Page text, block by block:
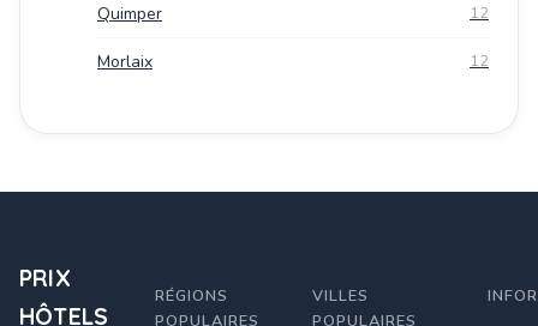
Quimper 12
Morlaix 12
PRIX
HÔTELS
RÉGIONS
POPULAIRES
VILLES
POPULAIRES